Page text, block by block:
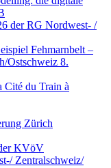
der RG Nordwest- /
Fehmarnbelt –
Ostschweiz 8.
Cité du Train à
Zürich
KVöV
Zentralschweiz/